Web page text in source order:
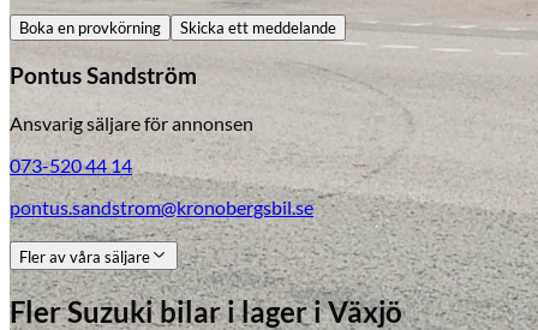
Skadeverkstad
Boka en provkörning Skicka ett meddelande
Pontus Sandström
Ansvarig säljare för annonsen
073-520 44 14
pontus.sandstrom@kronobergsbil.se
Fler av våra säljare
FlerSuzukibilar i lageri Växjö